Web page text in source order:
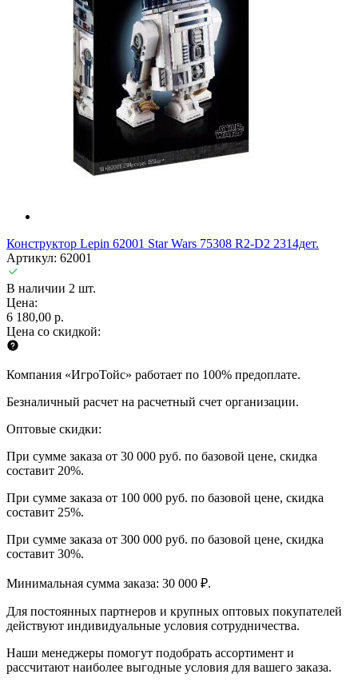
Конструктор Lepin 62001 Star Wars 75308 R2-D2 2314дет.
Артикул: 62001
В наличии 2 шт.
Цена:
6 180,00 р.
Цена со скидкой:
Компания «ИгроТойс» работает по 100% предоплате.
Безналичный расчет на расчетный счет организации.
Оптовые скидки:
При сумме заказа от 30 000 руб. по базовой цене, скидка
составит 20%.
При сумме заказа от 100 000 руб. по базовой цене, скидка
составит 25%.
При сумме заказа от 300 000 руб. по базовой цене, скидка
составит 30%.
Минимальная сумма заказа: 30 000 ₽.
Для постоянных партнеров и крупных оптовых покупателей
действуют индивидуальные условия сотрудничества.
Наши менеджеры помогут подобрать ассортимент и
рассчитают наиболее выгодные условия для вашего заказа.